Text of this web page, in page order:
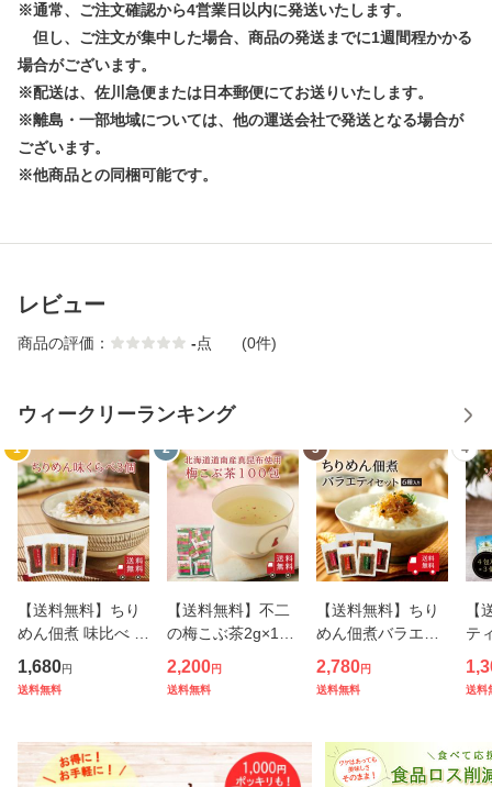
※通常、ご注文確認から4営業日以内に発送いたします。
但し、ご注文が集中した場合、商品の発送までに1週間程かかる
場合がございます。
※配送は、佐川急便または日本郵便にてお送りいたします。
※離島・一部地域については、他の運送会社で発送となる場合が
ございます。
※他商品との同梱可能です。
レビュー
商品の評価： -点 (0件)
ウィークリーランキング
1
【送料無料】ちり
めん佃煮 味比べ 3
種セット【I-5】（
ちりめん山椒 ちり
べ比べ 山椒ちりめ
ん おにぎ
1,680円
送料無料
2
【送料無料】不二
の梅こぶ茶2g×100
包 メール便 大容
量 お徳用 個包装
こんぶ 真昆布 まこ
2,200円
送料無料
3
【送料無料】ちり
めん佃煮バラエテ
ィセット 6種入り
（ ちりめん山椒 生
りめん 昆布ちりめ
ん ちりめ
2,780円
送料無料
4
【
テ
Ｓ
3
ト
粉
送料